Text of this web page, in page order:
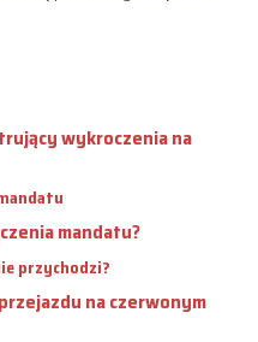
wykroczenia na
mandatu?
przychodzi?
na czerwonym